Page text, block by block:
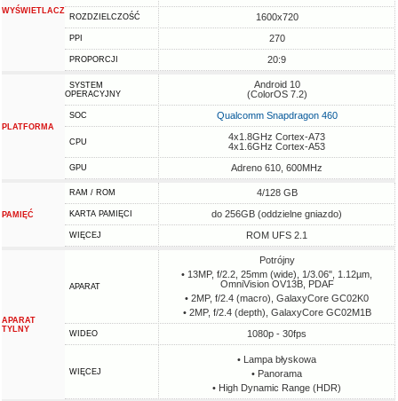
WYŚWIETLACZ
ROZDZIELCZOŚĆ 1600x720
PPI 270
PROPORCJI 20:9
PLATFORMA
SYSTEM
OPERACYJNY
Android 10
(ColorOS 7.2)
SOC Qualcomm Snapdragon 460
CPU
4x1.8GHz Cortex-A73
4x1.6GHz Cortex-A53
GPU Adreno 610, 600MHz
PAMIĘĆ
RAM / ROM 4/128 GB
KARTA PAMIĘCI do 256GB (oddzielne gniazdo)
WIĘCEJ ROM UFS 2.1
APARAT
TYLNY
APARAT
Potrójny
• 13MP, f/2.2, 25mm (wide), 1/3.06", 1.12µm,
OmniVision OV13B, PDAF
• 2MP, f/2.4 (macro), GalaxyCore GC02K0
• 2MP, f/2.4 (depth), GalaxyCore GC02M1B
WIDEO 1080p - 30fps
WIĘCEJ
• Lampa błyskowa
• Panorama
• High Dynamic Range (HDR)